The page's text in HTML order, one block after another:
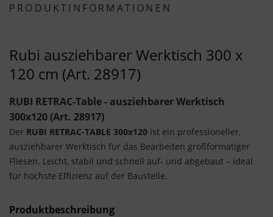
PRODUKTINFORMATIONEN
Rubi ausziehbarer Werktisch 300 x
120 cm (Art. 28917)
RUBI RETRAC-Table - ausziehbarer Werktisch
300x120 (Art. 28917)
Der RUBI RETRAC-TABLE 300x120 ist ein professioneller,
ausziehbarer Werktisch für das Bearbeiten großformatiger
Fliesen. Leicht, stabil und schnell auf- und abgebaut – ideal
für höchste Effizienz auf der Baustelle.
Produktbeschreibung